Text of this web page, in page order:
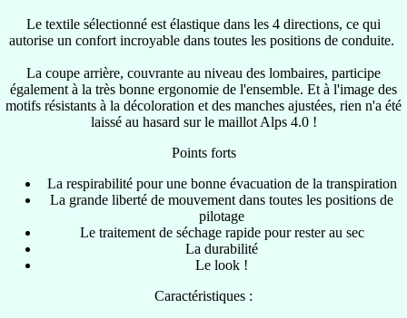
Le textile sélectionné est élastique dans les 4 directions, ce qui
autorise un confort incroyable dans toutes les positions de conduite.
La coupe arrière, couvrante au niveau des lombaires, participe
également à la très bonne ergonomie de l'ensemble. Et à l'image des
motifs résistants à la décoloration et des manches ajustées, rien n'a été
laissé au hasard sur le maillot Alps 4.0 !
Points forts
La respirabilité pour une bonne évacuation de la transpiration
La grande liberté de mouvement dans toutes les positions de
pilotage
Le traitement de séchage rapide pour rester au sec
La durabilité
Le look !
Caractéristiques :